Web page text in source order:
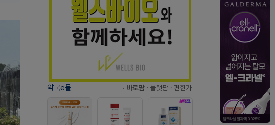
약국e몰 · 바로팜 · 플랫팜 · 편한가